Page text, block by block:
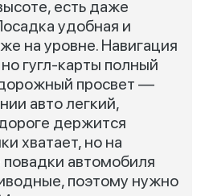
есть даже
удобная и
на уровне. Навигация
гугл-карты полный
просвет —
авто легкий,
держится
хватает, но на
повадки автомобиля
поэтому нужно